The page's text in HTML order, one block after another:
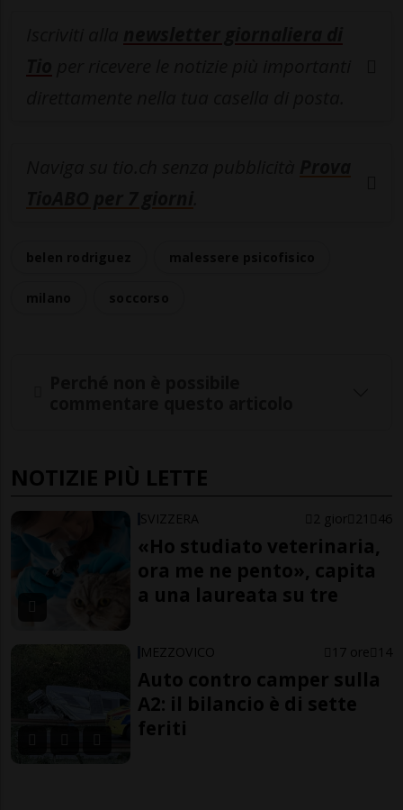
NOTIZIE PIÙ LETTE
SVIZZERA 2 gior 21 46
«Ho studiato veterinaria,
ora me ne pento», capita
a una laureata su tre
MEZZOVICO 17 ore 14
Auto contro camper sulla
A2: il bilancio è di sette
feriti